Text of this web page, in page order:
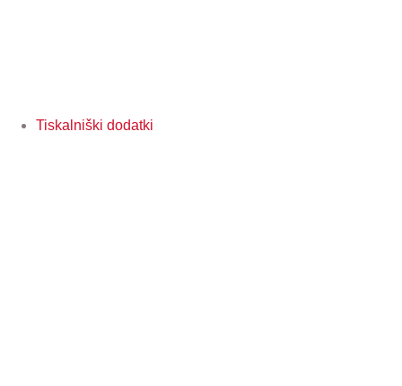
Tiskalniški dodatki